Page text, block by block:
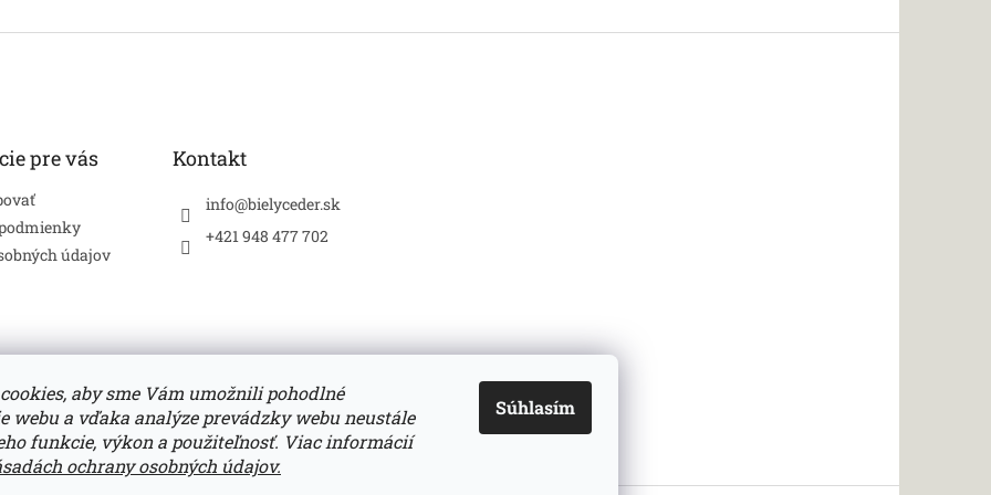
aby sme Vám umožnili pohodlné
webu a vďaka analýze prevádzky webu neustále
funkcie, výkon a použiteľnosť. Viac informácií
ochrany osobných údajov.
Súhlasím
pre vás
údajov
Kontakt
info@bielyceder.sk
+421 948 477 702
Zboží.cz Heureka.sk